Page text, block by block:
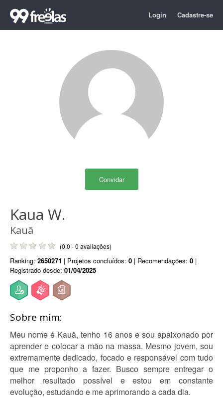
Login Cadastre-se
Convidar
Kaua W.
Kauã
(0.0 - 0 avaliações)
Ranking: 2650271 | Projetos concluídos: 0 | Recomendações: 0 |
Registrado desde: 01/04/2025
Sobre mim:
Meu nome é Kauã, tenho 16 anos e sou apaixonado por
aprender e colocar a mão na massa. Mesmo jovem, sou
extremamente dedicado, focado e responsável com tudo
que me proponho a fazer. Busco sempre entregar o
melhor resultado possível e estou em constante
evolução, estudando e me aprimorando a cada dia.